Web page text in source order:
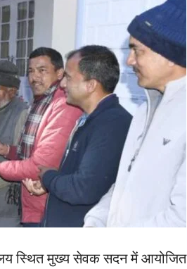
स्थित मुख्य सेवक सदन में आयोजित